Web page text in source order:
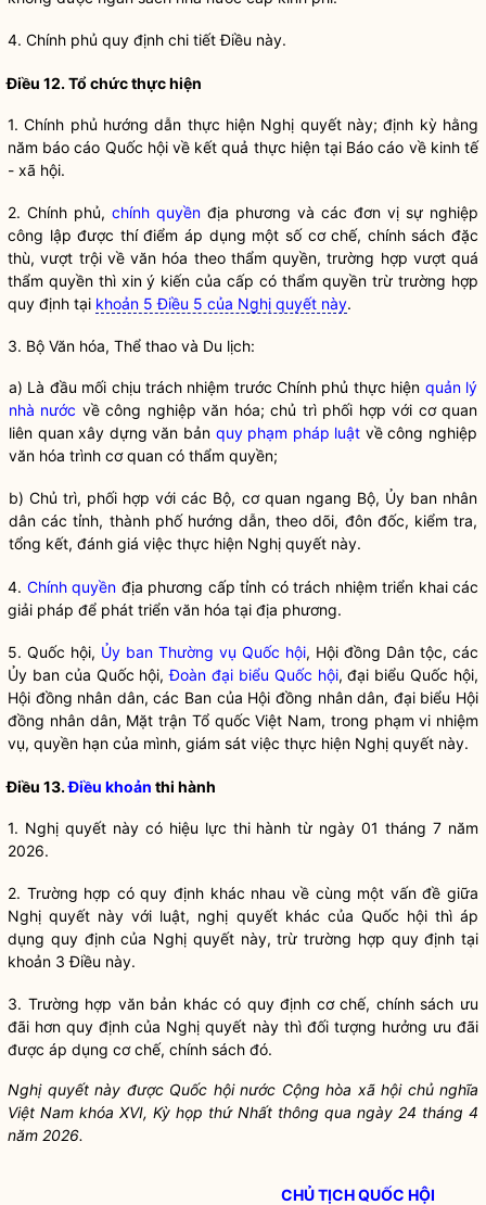
4. Chính phủ quy định chi tiết Điều này.
Điều 12. Tổ chức thực hiện
1. Chính phủ hướng dẫn thực hiện Nghị quyếtnày; định kỳ hằng
năm báo cáo Quốc hộivề kết quả thực hiện tại Báo cáo về kinh tế
- xã hội.
2. Chính phủ, chính quyền địa phương và các đơn vị sự nghiệp
công lập được thí điểm áp dụng một số cơ chế, chính sách đặc
thù, vượt trội về văn hóa theo thẩm quyền, trường hợp vượt quá
thẩm quyền thì xin ý kiến của cấp có thẩm quyền trừ trường hợp
quy định tại khoản 5 Điều 5 của Nghị quyết này.
3. Bộ Văn hóa, Thể thao và Du lịch:
a) Là đầu mối chịu trách nhiệm trước Chính phủ thực hiện quản lý
nhà nước về công nghiệp văn hóa; chủ trì phối hợp với cơ quan
liên quan xây dựng văn bản quy phạm pháp luật về công nghiệp
văn hóa trình cơ quan có thẩm quyền;
b) Chủ trì, phối hợp với các Bộ, cơ quan ngang Bộ, Ủy ban nhân
dân các tỉnh, thành phố hướng dẫn, theo dõi, đôn đốc, kiểm tra,
tổng kết, đánh giá việc thực hiện Nghị quyết này.
4. Chính quyền địa phương cấp tỉnh có trách nhiệm triển khai các
giải pháp để phát triển văn hóa tại địa phương.
5. Quốc hội, Ủy ban Thường vụ Quốc hội, Hội đồng Dân tộc, các
Ủy ban của Quốc hội,Đoàn đại biểu Quốc hội, đại biểu Quốc hội,
Hội đồng nhân dân, các Ban của Hội đồng nhân dân, đại biểu Hội
đồng nhân dân, Mặt trận Tổ quốc Việt Nam, trong phạm vi nhiệm
vụ, quyền hạn của mình, giám sát việc thực hiện Nghị quyết này.
Điều 13.Điều khoản thi hành
1. Nghị quyếtnày có hiệu lực thi hành từ ngày 01 tháng 7 năm
2026.
2. Trường hợp có quy định khác nhau về cùng một vấn đề giữa
Nghị quyết này với luật, nghị quyếtkhác của Quốc hộithì áp
dụng quy định của Nghị quyếtnày, trừ trường hợp quy định tại
khoản 3 Điều này.
3. Trường hợp văn bản khác có quy định cơ chế, chính sách ưu
đãi hơn quy định của Nghị quyết này thì đối tượng hưởng ưu đãi
được áp dụng cơ chế, chính sách đó.
Nghị quyếtnày được Quốc hộinước Cộng hòa xã hội chủ nghĩa
Việt Nam khóa XVI, Kỳ họp thứ Nhất thông qua ngày 24 tháng 4
năm 2026.
CHỦ TỊCH QUỐC HỘI